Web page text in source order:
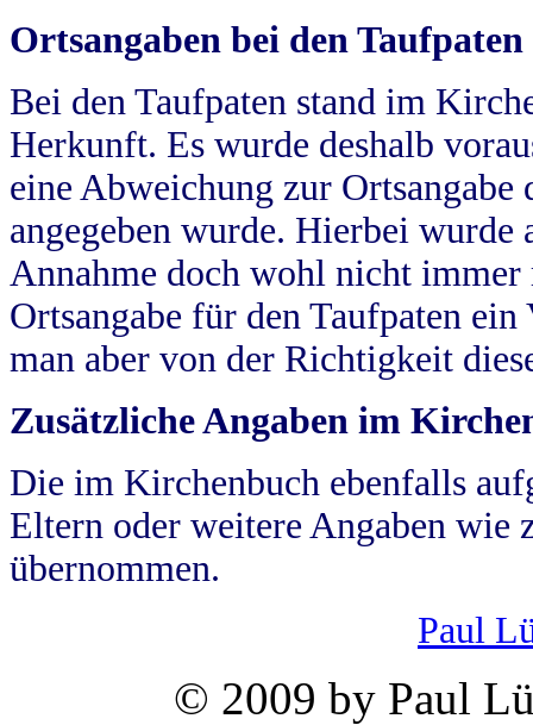
Ortsangaben bei den Taufpaten
Bei den Taufpaten stand im
Herkunft. Es wurde deshalb
eine Abweichung zur
angegeben wurde. Hierbei wurde
Annahme doch wohl nicht
Ortsangabe für den Taufpaten
man aber von der Richtigkeit
Zusätzliche Angaben im
Die im Kirchenbuch ebenfalls
Eltern oder weitere Angaben wie
übernommen.
Paul
© 2009 by Paul